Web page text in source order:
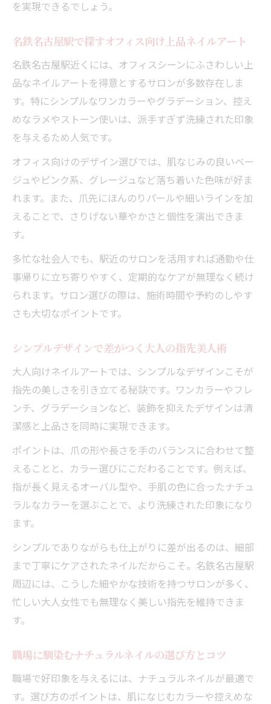
を実現できるでしょう。
名鉄名古屋駅で探すオフィス向け上品ネイルアート
名鉄名古屋駅近くには、オフィスシーンにふさわしい上
品なネイルアートを得意とするサロンが多数存在しま
す。特にシンプルなワンカラーやグラデーション、控え
めなラメやストーン使いは、派手すぎず洗練された印象
を与えるため人気です。
オフィス向けのデザイン選びでは、肌なじみの良いベー
ジュやピンク系、グレージュなど落ち着いた色味が好ま
れます。また、爪先にほんのりパールや細いラインを加
えることで、さりげない華やかさと個性を演出できま
す。
多忙な社会人でも、駅近のサロンを活用すれば通勤や仕
事帰りに立ち寄りやすく、定期的なケアが無理なく続け
られます。サロン選びの際は、施術時間や予約のしやす
さも大切なポイントです。
シンプルデザインで差がつく大人の指先美人術
大人向けネイルアートでは、シンプルなデザインこそが
指先の美しさを引き立てる秘訣です。ワンカラーやフレ
ンチ、グラデーションなど、装飾を抑えたデザインは清
潔感と上品さを同時に実現できます。
ポイントは、爪の形や長さを手のバランスに合わせて整
えることと、カラー選びにこだわることです。例えば、
指が長く見えるオーバル型や、手肌の色に合ったナチュ
ラルなカラーを選ぶことで、より洗練された印象になり
ます。
シンプルでありながらも仕上がりに差が出るのは、細部
まで丁寧にケアされたネイルだからこそ。名鉄名古屋駅
周辺には、こうした細やかな技術を持つサロンが多く、
忙しい大人女性でも無理なく美しい指先を維持できま
す。
職場に馴染むナチュラルネイルの選び方とコツ
職場で好印象を与えるには、ナチュラルネイルが最適で
す。選び方のポイントは、肌になじむカラーや控えめな